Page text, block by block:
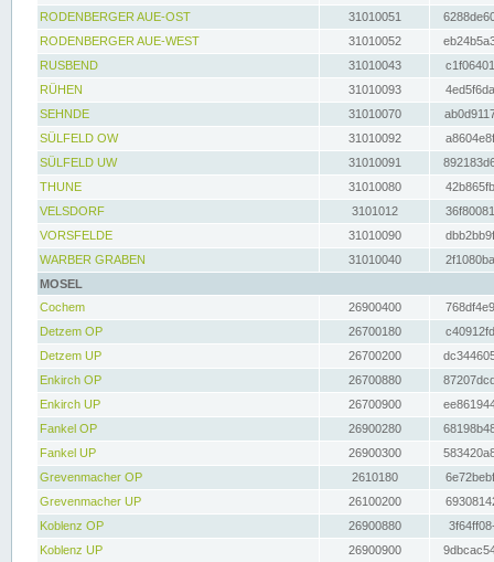
RODENBERGER AUE-OST
31010051
RODENBERGER AUE-WEST
31010052
RUSBEND
31010043
RÜHEN
31010093
SEHNDE
31010070
SÜLFELD OW
31010092
SÜLFELD UW
31010091
THUNE
31010080
VELSDORF
3101012
VORSFELDE
31010090
WARBER GRABEN
31010040
MOSEL
Cochem
26900400
Detzem OP
26700180
Detzem UP
26700200
Enkirch OP
26700880
Enkirch UP
26700900
Fankel OP
26900280
Fankel UP
26900300
Grevenmacher OP
2610180
Grevenmacher UP
26100200
Koblenz OP
26900880
Koblenz UP
26900900